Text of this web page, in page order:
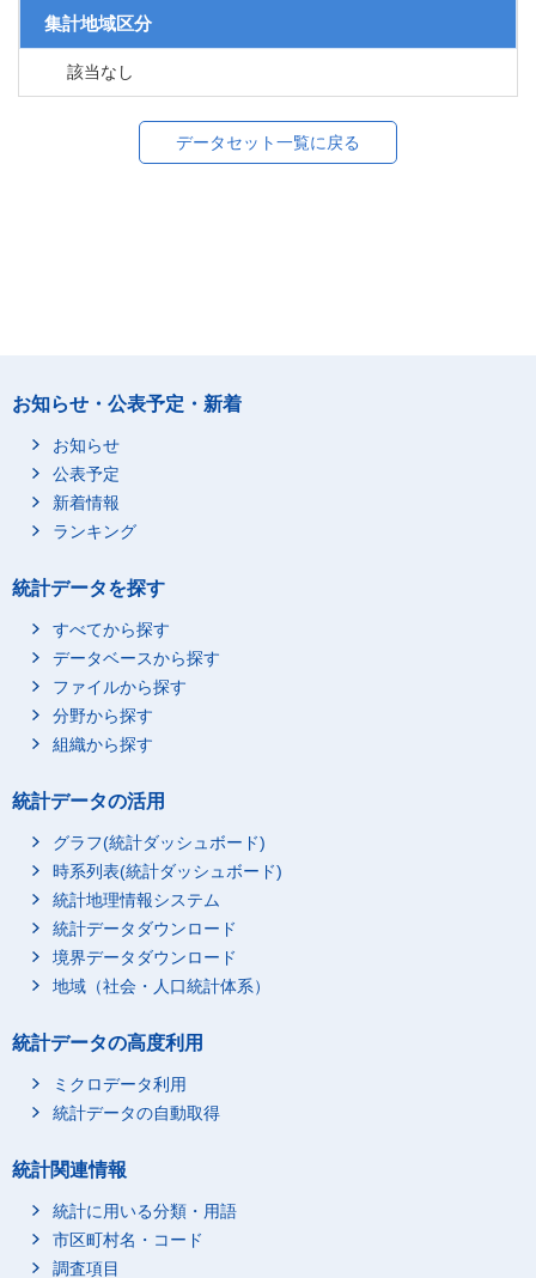
集計地域区分
該当なし
データセット一覧に戻る
お知らせ・公表予定・新着
お知らせ
公表予定
新着情報
ランキング
統計データを探す
すべてから探す
データベースから探す
ファイルから探す
分野から探す
組織から探す
統計データの活用
グラフ(統計ダッシュボード)
時系列表(統計ダッシュボード)
統計地理情報システム
統計データダウンロード
境界データダウンロード
地域（社会・人口統計体系）
統計データの高度利用
ミクロデータ利用
統計データの自動取得
統計関連情報
統計に用いる分類・用語
市区町村名・コード
調査項目